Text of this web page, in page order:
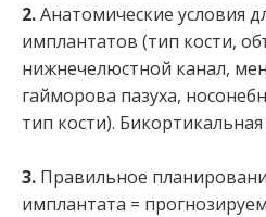
2.Анатомические условия
имплантатов (тип кости,
нижнечелюстной канал,
гайморова пазуха,
тип кости). Бикортикальная
3. Правильное
имплантата =